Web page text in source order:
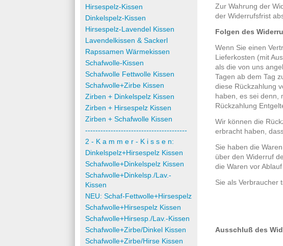
Hirsespelz-Kissen
Dinkelspelz-Kissen
Hirsespelz-Lavendel Kissen
Lavendelkissen & Sackerl
Rapssamen Wärmekissen
Schafwolle-Kissen
Schafwolle Fettwolle Kissen
Schafwolle+Zirbe Kissen
Zirben + Dinkelspelz Kissen
Zirben + Hirsespelz Kissen
Zirben + Schafwolle Kissen
----------------------------------------
2 - K a m m e r - K i s s e n:
Dinkelspelz+Hirsespelz Kissen
Schafwolle+Dinkelspelz Kissen
Schafwolle+Dinkelsp./Lav.-
Kissen
NEU: Schaf-Fettwolle+Hirsespelz
Schafwolle+Hirsespelz Kissen
Schafwolle+Hirsesp./Lav.-Kissen
Schafwolle+Zirbe/Dinkel Kissen
Schafwolle+Zirbe/Hirse Kissen
Zur Wahrung der
der Widerrufsfrist
Folgen des
Wenn Sie einen
Lieferkosten (mit
als die von uns
Tagen ab dem Tag
diese Rückzahlung
haben, es sei denn,
Rückzahlung
Wir können die
erbracht haben,
Sie haben die
über den Widerruf
die Waren vor
Sie als Verbraucher
Ausschluß des